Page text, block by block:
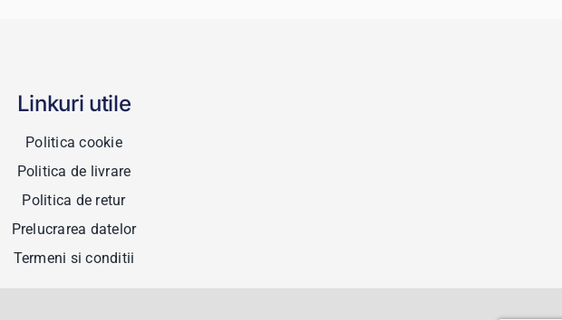
Linkuri utile
Politica cookie
Politica de livrare
Politica de retur
Prelucrarea datelor
Termeni si conditii